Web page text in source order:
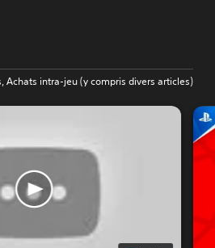
Achats intra-jeu (y compris divers articles)